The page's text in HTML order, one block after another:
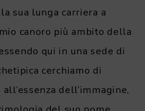
sua lunga carriera a
canoro più ambito della
qui in una sede di
cerchiamo di
dell’immagine,